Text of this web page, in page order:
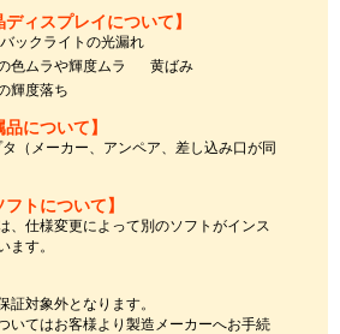
ィスプレイについて】
バックライトの光漏れ
色ムラや輝度ムラ
黄ばみ
輝度落ち
について】
（メーカー、アンペア、差し込み口が同
トについて】
、仕様変更によって別のソフトがインス
ます。
証対象外となります。
いてはお客様より製造メーカーへお手続